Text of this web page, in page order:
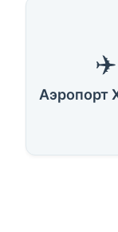
✈️